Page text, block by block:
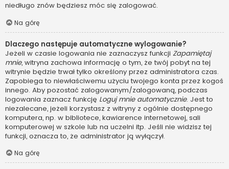
niedługo znów będziesz móc się zalogować.
Na górę
Dlaczego następuje automatyczne wylogowanie?
Jeżeli w czasie logowania nie zaznaczysz funkcji Zapamiętaj
mnie, witryna zachowa informację o tym, że twój pobyt na tej
witrynie będzie trwał tylko określony przez administratora czas.
Zapobiega to niewłaściwemu użyciu twojego konta przez kogoś
innego. Aby pozostać zalogowanym/zalogowaną, podczas
logowania zaznacz funkcję Loguj mnie automatycznie. Jest to
niezalecane, jeżeli korzystasz z witryny z ogólnie dostępnego
komputera, np. w bibliotece, kawiarence internetowej, sali
komputerowej w szkole lub na uczelni itp. Jeśli nie widzisz tej
funkcji, oznacza to, że administrator ją wyłączył.
Na górę